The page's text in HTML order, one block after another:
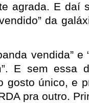
agrada. E daí
da
vendida” e
E sem essa
gosto único, e
pra outro.